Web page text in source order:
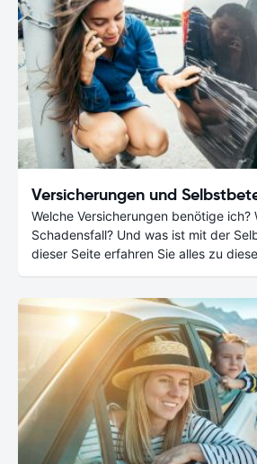
Versicherungen und
Welche Versicherungen benötige ich?
Schadensfall? Und was ist mit der
dieser Seite erfahren Sie alles zu